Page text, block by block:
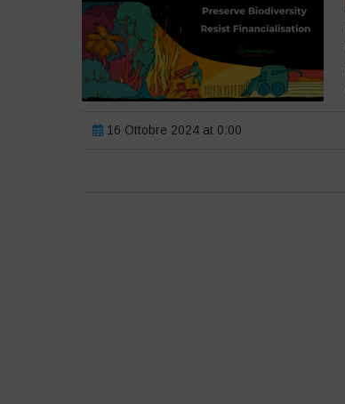
16 Ottobre 2024 at 0:00